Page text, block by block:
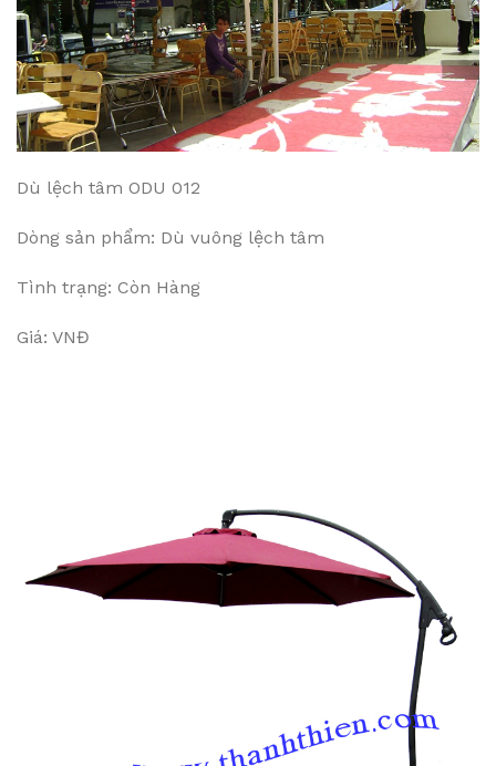
Dù lệch tâm ODU 012
Dòng sản phẩm: Dù vuông lệch tâm
Tình trạng: Còn Hàng
Giá: VNĐ